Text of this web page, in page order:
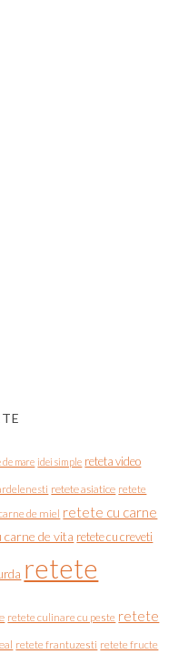
mare idei simple reteta video
retete asiatice retete
de miel retete cu carne
carne de vita retete cu creveti
retete
retete culinare cu peste retete
retete frantuzesti retete fructe